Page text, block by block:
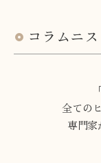
コラムニス
全ての
専門家